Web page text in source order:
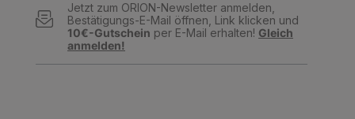
Jetzt zum ORION-Newsletter anmelden,
Bestätigungs-E-Mail öffnen, Link klicken und
10€-Gutschein per E-Mail erhalten! Gleich
anmelden!